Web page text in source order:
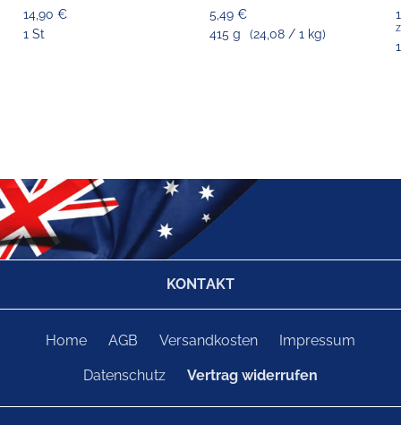
Favourite' 13.5 cm
14,90 €
1 St
Beetroot
5,49 €
415 g
(24,08 / 1 kg)
KONTAKT
Home AGB Versandkosten Impressum
Datenschutz Vertrag widerrufen